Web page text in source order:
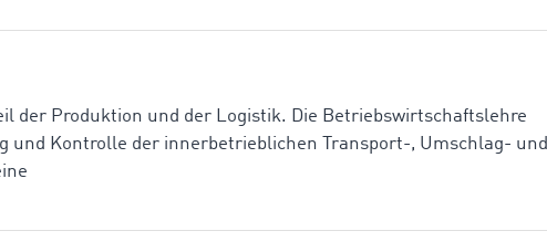
der Produktion und der Logistik. Die Betriebswirtschaftslehre
und Kontrolle der innerbetrieblichen Transport-, Umschlag- und